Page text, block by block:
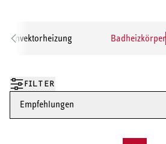
Konvektorheizung Badheizkörper
FILTER
Empfehlungen